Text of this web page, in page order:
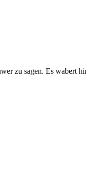
zu sagen. Es wabert